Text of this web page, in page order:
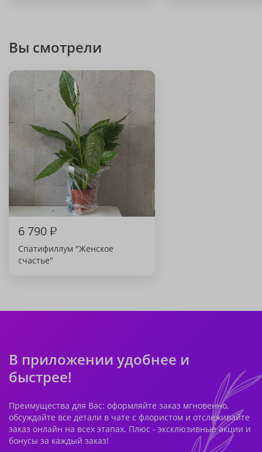
Вы смотрели
6 790₽
Спатифиллум "Женское
счастье"
В приложении удобнее и
быстрее!
Преимущества для Вас: оформляйте заказ мгновенно,
обсуждайте все детали в чате с флористом и отслеживайте
заказ онлайн на всех этапах. Плюс - эксклюзивные акции и
бонусы за каждый заказ!